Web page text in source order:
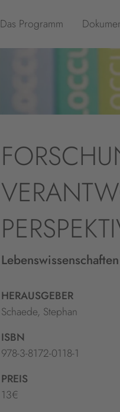
Das Programm
HERAUSGEBER
Schaede, Stephan
ISBN
978-3-8172-0118-1
PREIS
13€